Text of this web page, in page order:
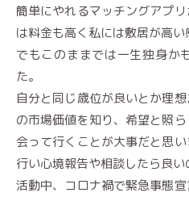
簡単にやれるマッチングアプ
は料金も高く私には敷居が高い
でもこのままでは一生独身か
た。
自分と同じ歳位が良いとか理
の市場価値を知り、希望と照
会って行くことが大事だと思
行い心境報告や相談したら良い
活動中、コロナ禍で緊急事態